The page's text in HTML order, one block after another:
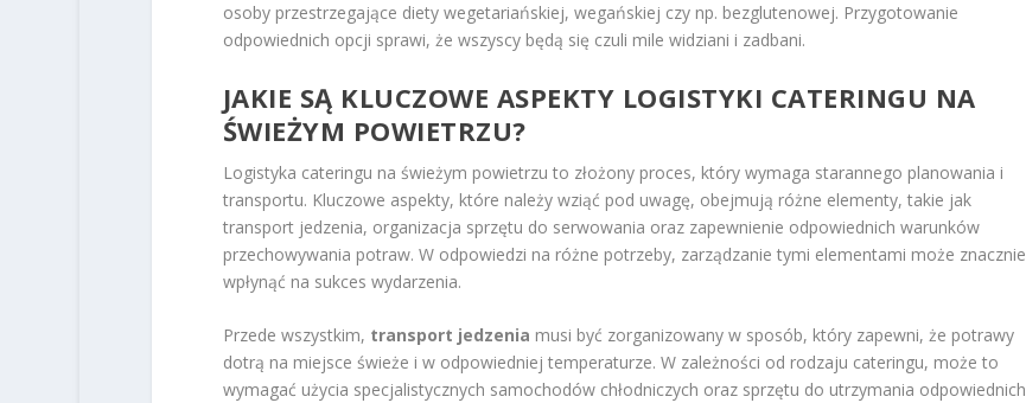
osoby przestrzegające diety wegetariańskiej, wegańskiej czy np. bezglutenowej. Przygotowanie
odpowiednich opcji sprawi, że wszyscy będą się czuli mile widziani i zadbani.
JAKIE SĄ KLUCZOWE ASPEKTY LOGISTYKI CATERINGU NA
ŚWIEŻYM POWIETRZU?
Logistyka cateringu na świeżym powietrzu to złożony proces, który wymaga starannego planowania i
transportu. Kluczowe aspekty, które należy wziąć pod uwagę, obejmują różne elementy, takie jak
transport jedzenia, organizacja sprzętu do serwowania oraz zapewnienie odpowiednich warunków
przechowywania potraw. W odpowiedzi na różne potrzeby, zarządzanie tymi elementami może znacznie
wpłynąć na sukces wydarzenia.
Przede wszystkim, transport jedzenia musi być zorganizowany w sposób, który zapewni, że potrawy
dotrą na miejsce świeże i w odpowiedniej temperaturze. W zależności od rodzaju cateringu, może to
wymagać użycia specjalistycznych samochodów chłodniczych oraz sprzętu do utrzymania odpowiednich